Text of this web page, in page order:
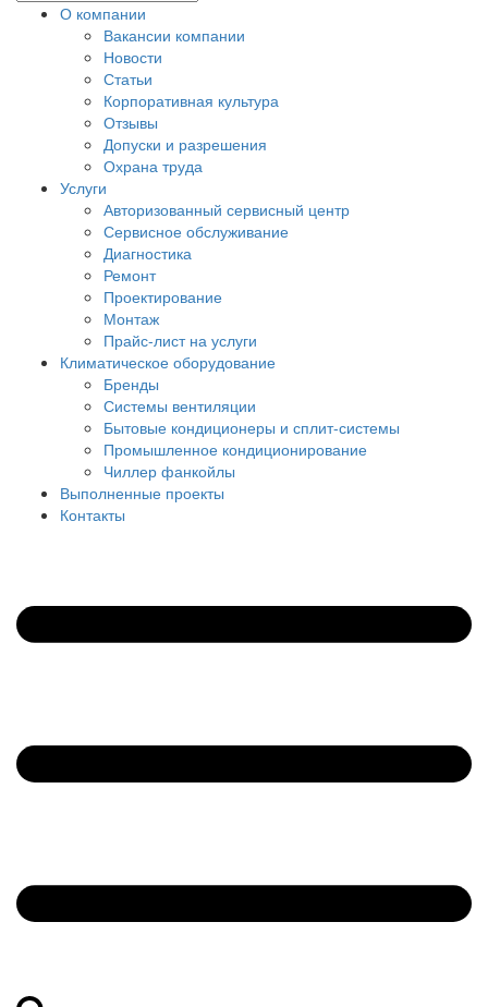
О компании
Вакансии компании
Новости
Статьи
Корпоративная культура
Отзывы
Допуски и разрешения
Охрана труда
Услуги
Авторизованный сервисный центр
Сервисное обслуживание
Диагностика
Ремонт
Проектирование
Монтаж
Прайс-лист на услуги
Климатическое оборудование
Бренды
Системы вентиляции
Бытовые кондиционеры и сплит-системы
Промышленное кондиционирование
Чиллер фанкойлы
Выполненные проекты
Контакты